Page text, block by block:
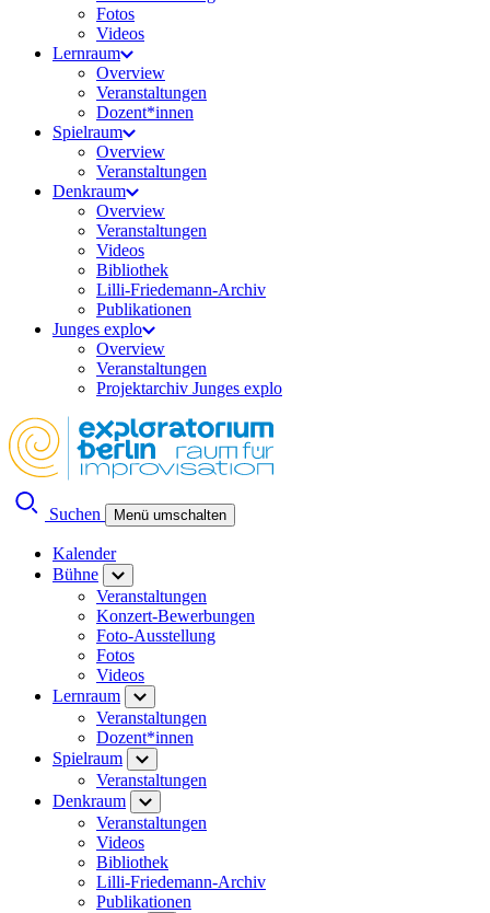
Fotos
Videos
Lernraum
Overview
Veranstaltungen
Dozent*innen
Spielraum
Overview
Veranstaltungen
Denkraum
Overview
Veranstaltungen
Videos
Bibliothek
Lilli-Friedemann-Archiv
Publikationen
Junges explo
Overview
Veranstaltungen
Projektarchiv Junges explo
Suchen Menü umschalten
Kalender
Bühne
Veranstaltungen
Konzert-Bewerbungen
Foto-Ausstellung
Fotos
Videos
Lernraum
Veranstaltungen
Dozent*innen
Spielraum
Veranstaltungen
Denkraum
Veranstaltungen
Videos
Bibliothek
Lilli-Friedemann-Archiv
Publikationen